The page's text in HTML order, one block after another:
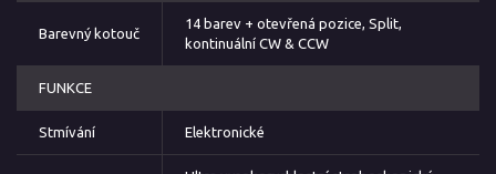
Barevný kotouč
14 barev + otevřená pozice, Split,
kontinuální CW & CCW
FUNKCE
Stmívání Elektronické